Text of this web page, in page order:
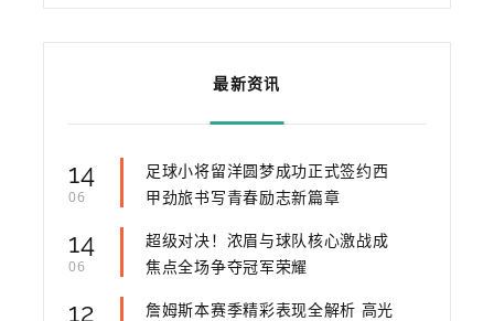
最新资讯
14
06
足球小将留洋圆梦成功正式签约西
甲劲旅书写青春励志新篇章
14
06
超级对决！浓眉与球队核心激战成
焦点全场争夺冠军荣耀
12
詹姆斯本赛季精彩表现全解析 高光